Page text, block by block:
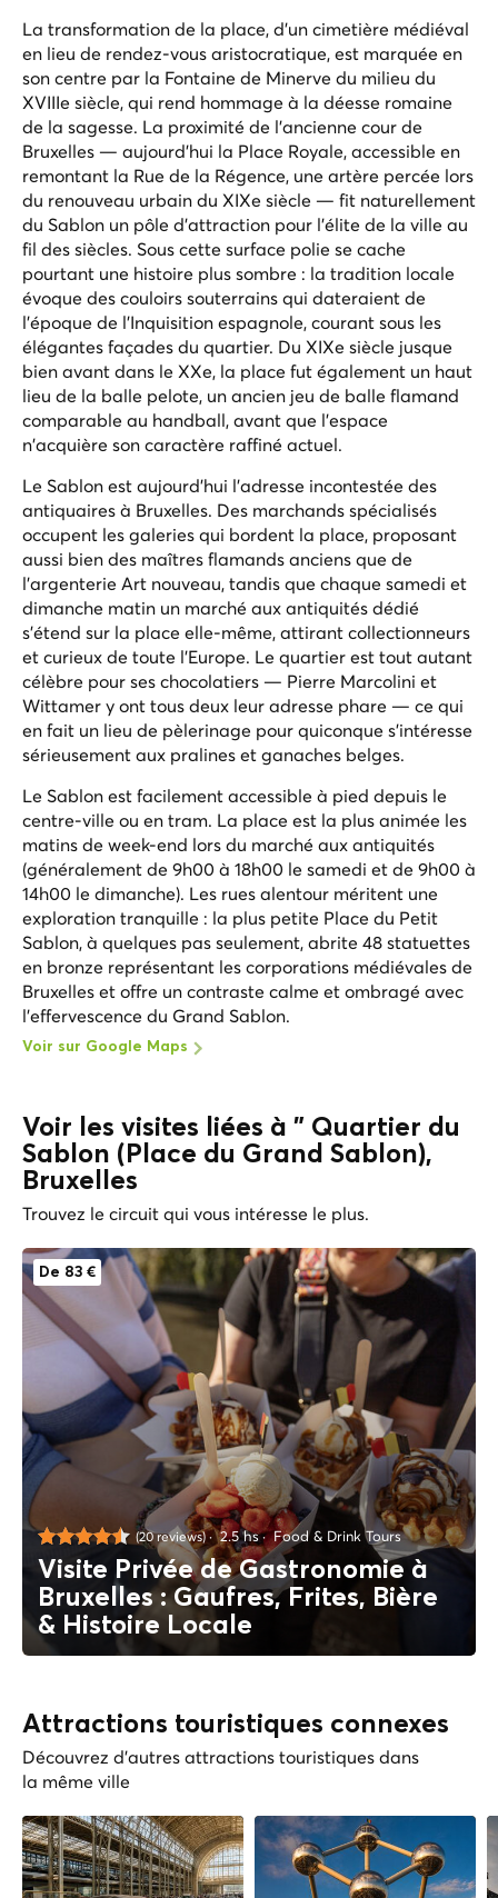
La transformation de la place, d'un cimetière médiéval
en lieu de rendez-vous aristocratique, est marquée en
son centre par la Fontaine de Minerve du milieu du
XVIIIe siècle, qui rend hommage à la déesse romaine
de la sagesse. La proximité de l'ancienne cour de
Bruxelles — aujourd'hui la Place Royale, accessible en
remontant la Rue de la Régence, une artère percée lors
du renouveau urbain du XIXe siècle — fit naturellement
du Sablon un pôle d'attraction pour l'élite de la ville au
fil des siècles. Sous cette surface polie se cache
pourtant une histoire plus sombre : la tradition locale
évoque des couloirs souterrains qui dateraient de
l'époque de l'Inquisition espagnole, courant sous les
élégantes façades du quartier. Du XIXe siècle jusque
bien avant dans le XXe, la place fut également un haut
lieu de la balle pelote, un ancien jeu de balle flamand
comparable au handball, avant que l'espace
n'acquière son caractère raffiné actuel.
Le Sablon est aujourd'hui l'adresse incontestée des
antiquaires à Bruxelles. Des marchands spécialisés
occupent les galeries qui bordent la place, proposant
aussi bien des maîtres flamands anciens que de
l'argenterie Art nouveau, tandis que chaque samedi et
dimanche matin un marché aux antiquités dédié
s'étend sur la place elle-même, attirant collectionneurs
et curieux de toute l'Europe. Le quartier est tout autant
célèbre pour ses chocolatiers — Pierre Marcolini et
Wittamer y ont tous deux leur adresse phare — ce qui
en fait un lieu de pèlerinage pour quiconque s'intéresse
sérieusement aux pralines et ganaches belges.
Le Sablon est facilement accessible à pied depuis le
centre-ville ou en tram. La place est la plus animée les
matins de week-end lors du marché aux antiquités
(généralement de 9h00 à 18h00 le samedi et de 9h00 à
14h00 le dimanche). Les rues alentour méritent une
exploration tranquille : la plus petite Place du Petit
Sablon, à quelques pas seulement, abrite 48 statuettes
en bronze représentant les corporations médiévales de
Bruxelles et offre un contraste calme et ombragé avec
l'effervescence du Grand Sablon.
Voir sur Google Maps
Voir les visites liées à " Quartier du
Sablon (Place du Grand Sablon),
Bruxelles
Trouvez le circuit qui vous intéresse le plus.
De 83 €
(20 reviews) 2.5 hs Food & Drink Tours
Visite Privée de Gastronomie à
Bruxelles : Gaufres, Frites, Bière
& Histoire Locale
Attractions touristiques connexes
Découvrez d'autres attractions touristiques dans
la même ville